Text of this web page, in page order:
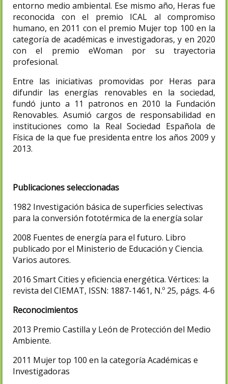
entorno medio ambiental.​ Ese mismo año, Heras fue
reconocida con el premio ICAL al compromiso
humano, en 2011 con el premio Mujer top 100 en la
categoría de académicas e investigadoras, y en 2020
con el premio eWoman por su trayectoria
profesional.
Entre las iniciativas promovidas por Heras para
difundir las energías renovables en la sociedad,
fundó junto a 11 patronos en 2010 la Fundación
Renovables. Asumió cargos de responsabilidad en
instituciones como la Real Sociedad Española de
Física de la que fue presidenta entre los años 2009 y
2013.
Publicaciones seleccionadas
1982 Investigación básica de superficies selectivas
para la conversión fototérmica de la energía solar
2008 Fuentes de energía para el futuro. Libro
publicado por el Ministerio de Educación y Ciencia.
Varios autores.​
2016 Smart Cities y eficiencia energética. Vértices: la
revista del CIEMAT, ISSN: 1887-1461, N.º 25, págs. 4-6
Reconocimientos
2013 Premio Castilla y León de Protección del Medio
Ambiente.
2011 Mujer top 100 en la categoría Académicas e
Investigadoras